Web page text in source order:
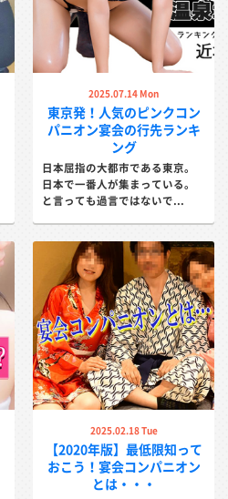
2025.07.14 Mon
東京発！人気のピンクコン
パニオン宴会の行先ランキ
ング
日本屈指の大都市である東京。
日本で一番人が集まっている。
と言っても過言ではないで...
2025.02.18 Tue
【2020年版】最低限知って
おこう！宴会コンパニオン
とは・・・